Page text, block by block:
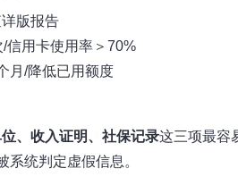
版报告
信用卡使用率＞70%
月/降低已用额度
、收入证明、社保记录这三项最容
统判定虚假信息。